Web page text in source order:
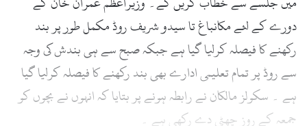
دورے کے لئے مکانباغ تا سیدو شریف روڈ مکمل طور پر بند
رکھنے کا فیصلہ کرلیا گیا ہے جبکہ صبح سے ہی بندش کی وجہ
سے روڈ پر تمام تعلیمی ادارے بھی بند رکھنے کا فیصلہ کرلیا گیا
ہے ۔ سکولز مالکان نے رابطہ ہونے پر بتایا کہ انہوں نے بچوں کو
جمعہ کے روز چھٹی دے رکھی ہے ۔